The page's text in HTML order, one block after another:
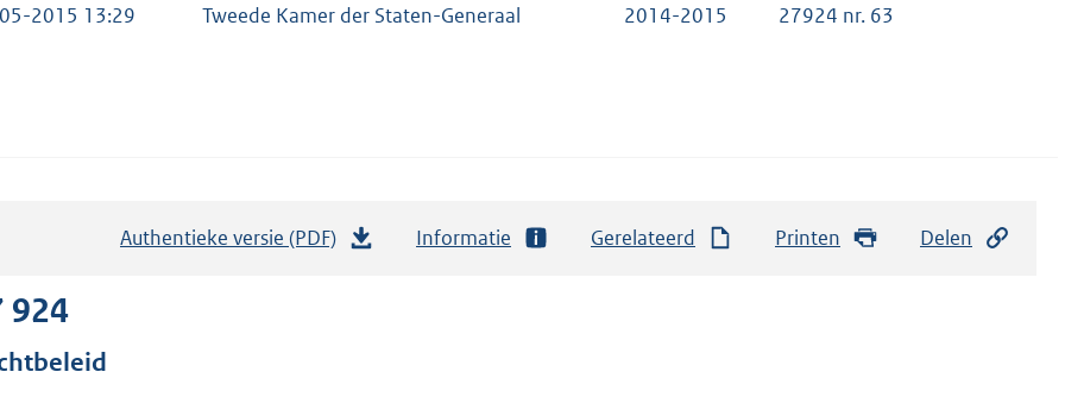
2015 13:29 Tweede Kamer der Staten-Generaal 2014-2015 27924 nr. 63
Authentieke versie (PDF) Informatie Gerelateerd Printen Delen
924